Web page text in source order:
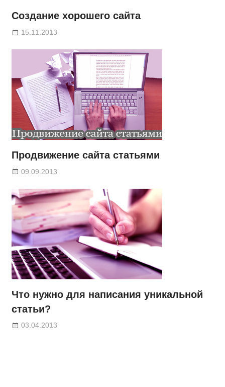
Создание хорошего сайта
15.11.2013
Продвижение сайта статьями
09.09.2013
Что нужно для написания уникальной
статьи?
03.04.2013